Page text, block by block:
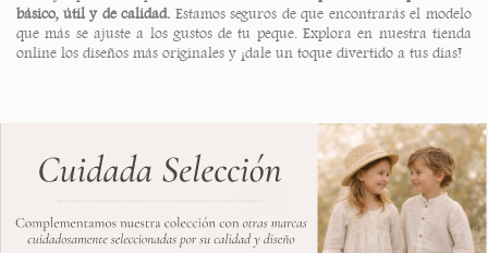
básico, útil y de calidad. Estamos seguros de que encontrarás el modelo
que más se ajuste a los gustos de tu peque. Explora en nuestra tienda
online los diseños más originales y ¡dale un toque divertido a tus días!